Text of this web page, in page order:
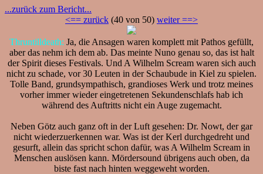
...zurück zum Bericht...
<== zurück (40 von 50) weiter ==>
Thruntilldeath: Ja, die Ansagen waren komplett mit Pathos gefüllt,
aber das nehm ich dem ab. Das meinte Nuno genau so, das ist halt
der Spirit dieses Festivals. Und A Wilhelm Scream waren sich auch
nicht zu schade, vor 30 Leuten in der Schaubude in Kiel zu spielen.
Tolle Band, grundsympathisch, grandioses Werk und trotz meines
vorher immer wieder eingetretenen Sekundenschlafs hab ich
während des Auftritts nicht ein Auge zugemacht.
Neben Götz auch ganz oft in der Luft gesehen: Dr. Nowt, der gar
nicht wiederzuerkennen war. Was ist der Kerl durchgedreht und
gesurft, allein das spricht schon dafür, was A Wilhelm Scream in
Menschen auslösen kann. Mördersound übrigens auch oben, da
biste fast nach hinten weggeweht worden.